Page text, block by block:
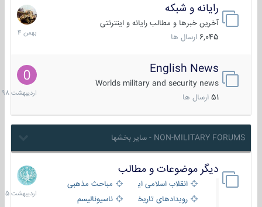
رایانه و شبکه
آخرین خبرها و مطالب رایانه و اینترنتی
6,045 ارسال ها
30
بهمن
1404
English News
Worlds military and security news
51 ارسال ها
10
1398
NON-MILITARY FORUMS - سایر بخشها
دیگر موضوعات و مطالب
انقلاب اسلامی ایران
مباحث مذهبی
رویدادهای تاریخی و مذهبیناسیونالیسم
8
1405